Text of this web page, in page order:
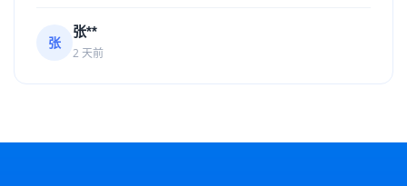
张
张**
2 天前